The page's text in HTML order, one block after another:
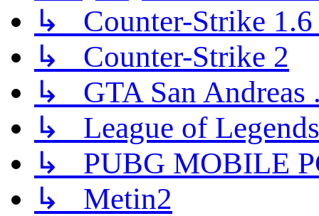
↳ Counter-Strike 1.6
↳ Counter-Strike 2
↳ GTA San Andreas
↳ League of Legends
↳ PUBG MOBILE
↳ Metin2